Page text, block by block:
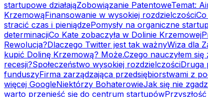
startupowe działająZobowiązanie PatentoweTemat:
KrzemowąFinansowanie w wysokiej rozdzielczości
stracić czas i pieniądzePomysły na organiczne
determinacjiCo Kate zobaczyła w Dolinie Krzemowej
Rewolucja?Dlaczego Twitter jest tak ważnyWiza dla
kupić Dolinę Krzemową? Może.Czego nauczyłem
recesji?Społeczeństwo wysokiej rozdzielczościDruga
funduszyFirma zarządzająca przedsiębiorstwami z
więcej GoogleNiektórzy BohaterowieJak się nie
warto przenieść się do centrum startupów